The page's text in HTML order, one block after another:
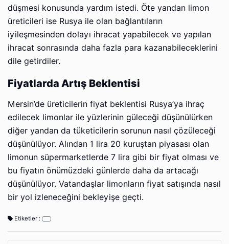
düşmesi konusunda yardım istedi. Öte yandan limon
üreticileri ise Rusya ile olan bağlantıların
iyileşmesinden dolayı ihracat yapabilecek ve yapılan
ihracat sonrasında daha fazla para kazanabileceklerini
dile getirdiler.
Fiyatlarda Artış Beklentisi
Mersin’de üreticilerin fiyat beklentisi Rusya’ya ihraç
edilecek limonlar ile yüzlerinin güleceği düşünülürken
diğer yandan da tüketicilerin sorunun nasıl çözüleceği
düşünülüyor. Alından 1 lira 20 kuruştan piyasası olan
limonun süpermarketlerde 7 lira gibi bir fiyat olması ve
bu fiyatın önümüzdeki günlerde daha da artacağı
düşünülüyor. Vatandaşlar limonların fiyat satışında nasıl
bir yol izleneceğini bekleyişe geçti.
Etiketler :